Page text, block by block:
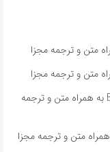
آهنگ انگلیسی Dying To Love از Bad Omens به همراه متن و ترجمه